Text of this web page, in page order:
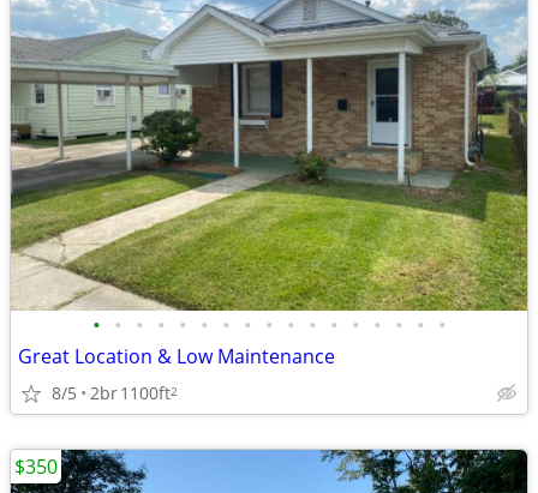
• • • • • • • • • • • • • • • • •
Great Location & Low Maintenance
8/5 2br1100ft2
$350